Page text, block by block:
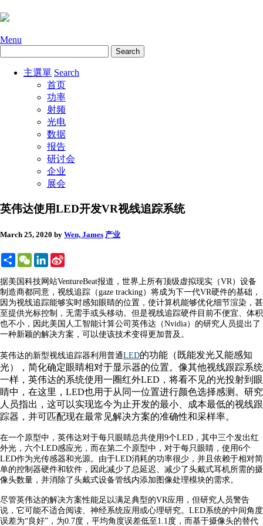
Menu
主選單 Search
首页
功率
射频
光电
数据
报告
研讨会
企业
展会
英伟达使用LED开发VR视线追踪系统
March 25, 2020 by Wen, James 产业
ShareWeChatLinkedIn
据美国科技网站VentureBeat报道，世界上所有顶级虚拟现实（VR）设备
制造商都同意，视线追踪（gaze tracking）将成为下一代VR硬件的基础，
因为视线追踪能够实时感知眼睛的位置，使计算机能够优化细节渲染，甚
至提供光标控制，无需手或头移动。但是视线追踪硬件目前不便宜、体积
也不小，因此美国人工智能计算公司英伟达（Nvidia）的研究人员提出了
一种新颖的解决方案，可以使该技术变得更加普及。
英伟达的新型视线追踪器利用普通LED的功能（既能发光又能感知
光），简化确定眼睛相对于显示器的位置。像其他视线跟踪系统
一样，英伟达的系统使用一圈红外LED，将看不见的光投射到眼
睛中，在这里，LED也用于从同一位置进行颜色选择感测。研究
人员指出，这可以实现迄今为止开发的最小、成本最低的视线跟
踪器，并可匹配现在最常见解决方案的准确性和采样率。
在一个原型中，英伟达对于每只眼睛总共使用9个LED，其中三个发出红
外光，六个LED感应光，而在第二个原型中，对于每只眼睛，使用6个
LED作为光传感器和光源。由于LED消耗的功率很少，并且依赖于相对简
单的控制器硬件和软件，因此减少了总延迟、减少了头戴式耳机所需的摄
像头数量，并消除了头戴式设备管线内添加图像处理模块的需求。
尽管英伟达的解决方案性能足以满足典型的VR应用，但研究人员警告
说，它可能不适合阅读、神经系统应用或心理研究。LED系统的中间角度
误差为“良好”，为0.7度，平均角度误差低至1.1度，而基于摄像头的替代